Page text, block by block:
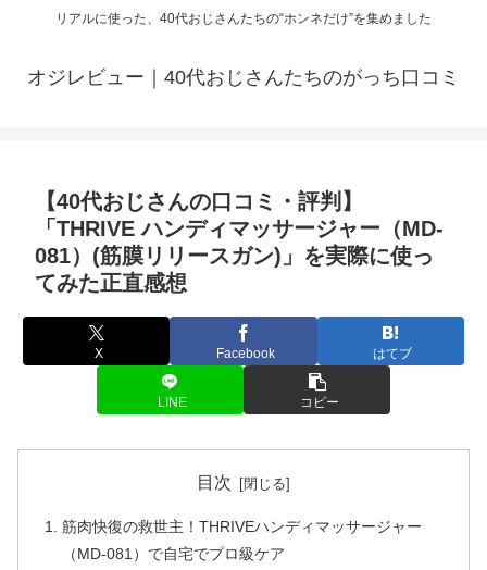
リアルに使った、40代おじさんたちの“ホンネだけ”を集めました
オジレビュー｜40代おじさんたちのがっち口コミ
【40代おじさんの口コミ・評判】
「THRIVE ハンディマッサージャー（MD-
081）(筋膜リリースガン)」を実際に使っ
てみた正直感想
X Facebook はてブ
LINE コピー
目次
筋肉快復の救世主！THRIVEハンディマッサージャー
（MD-081）で自宅でプロ級ケア